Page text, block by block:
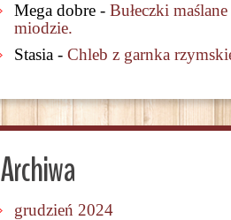
Mega dobre - Bułeczki maślane
miodzie.
Stasia - Chleb z garnka
Archiwa
grudzień 2024